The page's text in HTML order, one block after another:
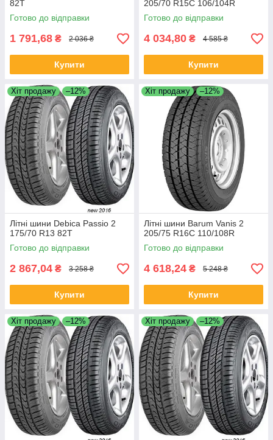
82T
Готово до відправки
1 791,68 ₴ 2 036 ₴
Купити
205/70 R15C 106/104R
Готово до відправки
4 034,80 ₴ 4 585 ₴
Купити
Хіт продажу –12%
Літні шини Debica Passio 2
175/70 R13 82T
Готово до відправки
2 867,04 ₴ 3 258 ₴
Купити
Хіт продажу –12%
Літні шини Barum Vanis 2
205/75 R16C 110/108R
Готово до відправки
4 618,24 ₴ 5 248 ₴
Купити
Хіт продажу –12% Хіт продажу –12%